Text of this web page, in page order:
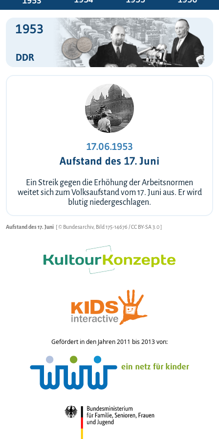
1953
DDR
17.06.1953
Aufstand des 17. Juni
Ein Streik gegen die Erhöhung der Arbeitsnormen
weitet sich zum Volksaufstand vom 17. Juni aus. Er wird
blutig niedergeschlagen.
Aufstand des 17. Juni [ © Bundesarchiv, Bild 175-14676 /CC BY-SA 3.0]
Gefördert in den Jahren 2011 bis 2013 von: